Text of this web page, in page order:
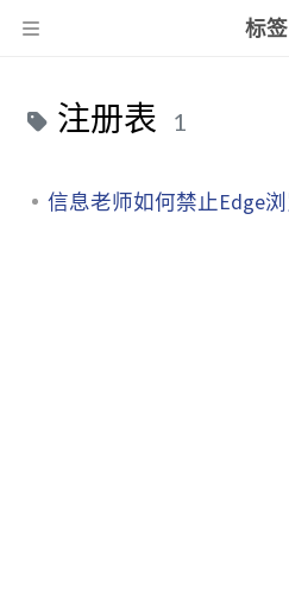
标签
注册表 1
信息老师如何禁止Edge